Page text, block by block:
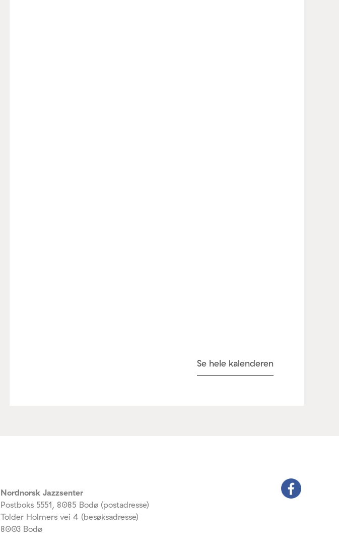
Se hele kalenderen
Nordnorsk Jazzsenter
Postboks 5551, 8085 Bodø (postadresse)
Tolder Holmers vei 4 (besøksadresse)
8003 Bodø